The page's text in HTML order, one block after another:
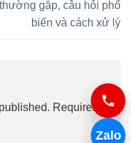
thường gặp, câu hỏi phổ
biến và cách xử lý
Required
Zalo